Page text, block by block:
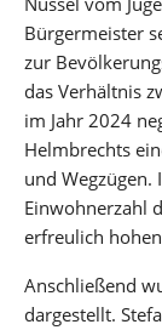
Bürgermeister
zur
das Verhältnis
im Jahr 2024
Helmbrechts
und Wegzügen.
Einwohnerzahl
erfreulich
Anschließend
dargestellt.